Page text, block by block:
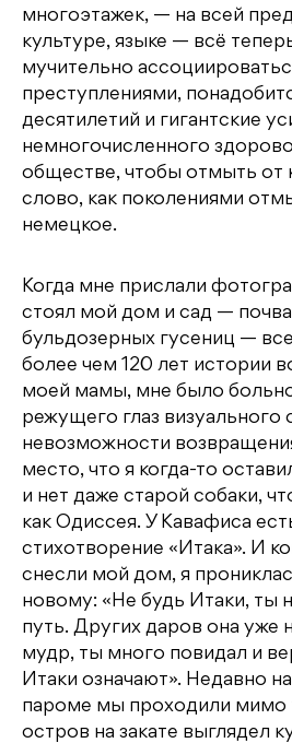
многоэтажек, — на всей
культуре, языке — всё
мучительно
преступлениями,
десятилетий и гигантские
немногочисленного
обществе, чтобы отмыть от
слово, как поколениями
немецкое.
Когда мне прислали
стоял мой дом и сад —
бульдозерных гусениц —
более чем 120 лет истории
моей мамы, мне было больно
режущего глаз визуального
невозможности
место, что я когда-то
и нет даже старой собаки,
как Одиссея. У Кавафиса
стихотворение «Итака». И
снесли мой дом, я
новому: «Не будь Итаки, ты
путь. Других даров она уже
мудр, ты много повидал и
Итаки означают». Недавно
пароме мы проходили мимо
остров на закате выглядел